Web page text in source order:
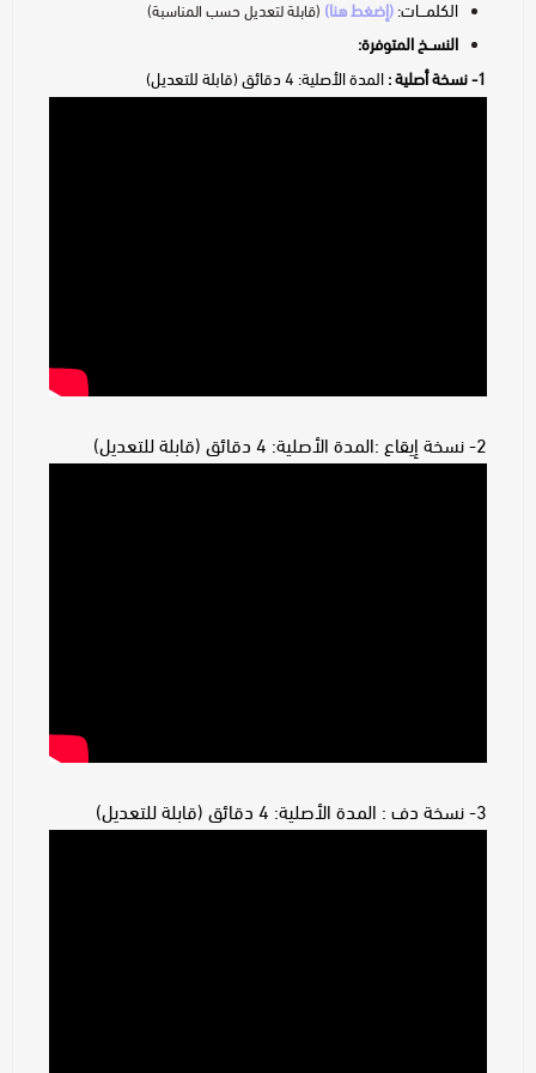
الكلمـــات:(إضغط هنا) (قابلة لتعديل حسب المناسبة)
النســخ المتوفرة:
1- نسخة أصلية :
المدة الأصلية: 4 دقائق (قابلة للتعديل)
2- نسخة إيقاع :المدة الأصلية: 4 دقائق (قابلة للتعديل)
3- نسخة دف : المدة الأصلية: 4 دقائق (قابلة للتعديل)